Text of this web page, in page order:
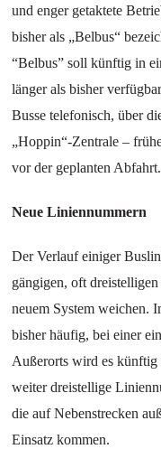
und enger getaktete
bisher als „Belbus“
“Belbus” soll künftig in
länger als bisher
Busse telefonisch, über
„Hoppin“-Zentrale –
vor der geplanten Abfahrt.
Neue Liniennummern
Der Verlauf einiger
gängigen, oft
neuem System weichen.
bisher häufig, bei einer
Außerorts wird es künftig
weiter dreistellige
die auf Nebenstrecken
Einsatz kommen.